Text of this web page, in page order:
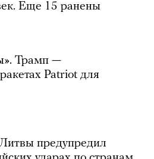
Еще 15 ранены
Трамп —
Patriot для
предупредил